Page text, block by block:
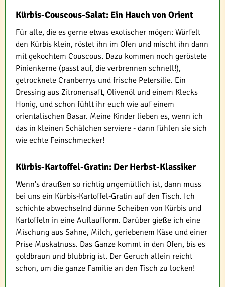
Kürbis-Couscous-Salat: Ein Hauch von Orient
Für alle, die es gerne etwas exotischer mögen: Würfelt
den Kürbis klein, röstet ihn im Ofen und mischt ihn dann
mit gekochtem Couscous. Dazu kommen noch geröstete
Pinienkerne (passt auf, die verbrennen schnell!),
getrocknete Cranberrys und frische Petersilie. Ein
Dressing aus Zitronensaft, Olivenöl und einem Klecks
Honig, und schon fühlt ihr euch wie auf einem
orientalischen Basar. Meine Kinder lieben es, wenn ich
das in kleinen Schälchen serviere - dann fühlen sie sich
wie echte Feinschmecker!
Kürbis-Kartoffel-Gratin: Der Herbst-Klassiker
Wenn's draußen so richtig ungemütlich ist, dann muss
bei uns ein Kürbis-Kartoffel-Gratin auf den Tisch. Ich
schichte abwechselnd dünne Scheiben von Kürbis und
Kartoffeln in eine Auflaufform. Darüber gieße ich eine
Mischung aus Sahne, Milch, geriebenem Käse und einer
Prise Muskatnuss. Das Ganze kommt in den Ofen, bis es
goldbraun und blubbrig ist. Der Geruch allein reicht
schon, um die ganze Familie an den Tisch zu locken!